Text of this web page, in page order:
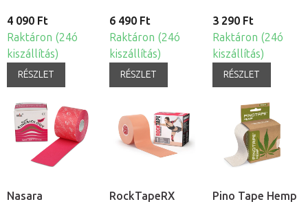
4 090 Ft
Raktáron (24ó
kiszállítás)
RÉSZLET
6 490 Ft
Raktáron (24ó
kiszállítás)
RÉSZLET
3 290 Ft
Raktáron (24ó
kiszállítás)
RÉSZLET
Nasara
RockTapeRX
Pino Tape Hemp